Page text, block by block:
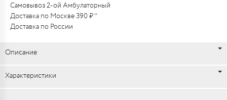
Самовывоз 2-ой Амбулаторный
Доставка по Москве 390 ₽ *
Доставка по России
Описание
Характеристики